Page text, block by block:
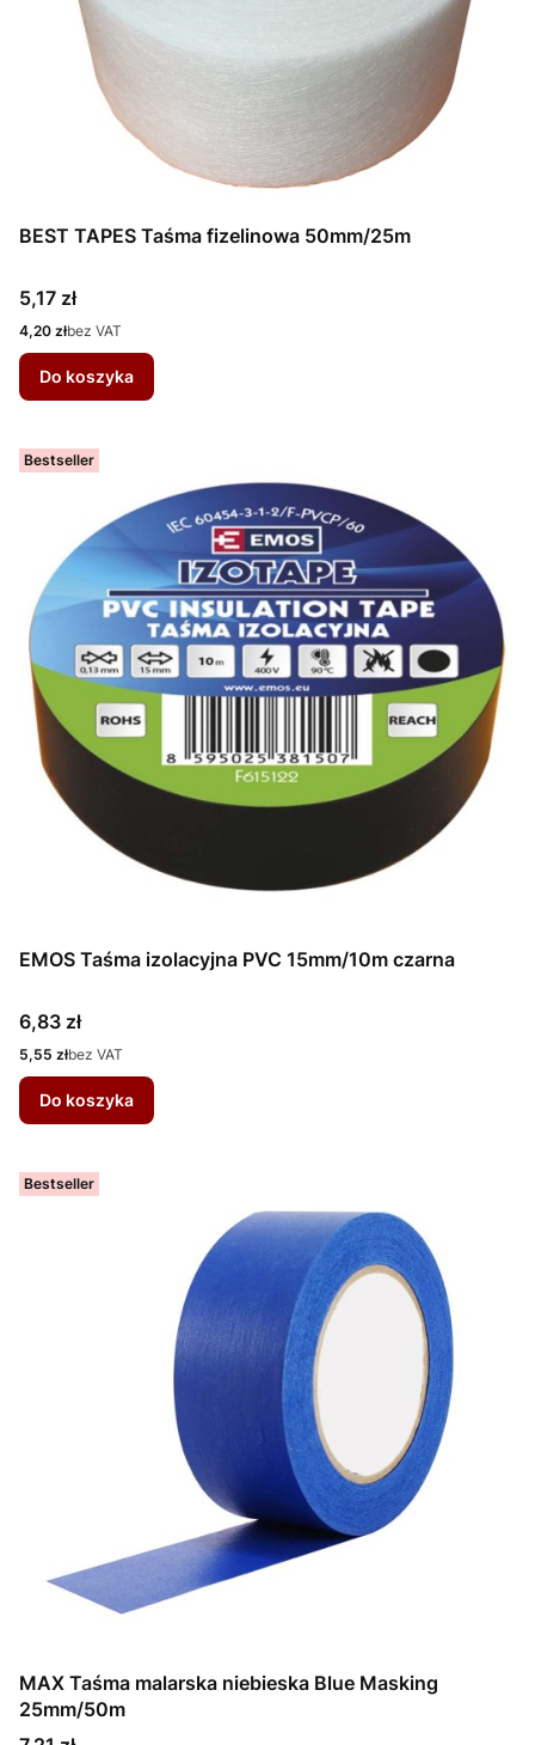
BEST TAPES Taśma fizelinowa 50mm/25m
Cena
5,17 zł
Cena
4,20 złbez VAT
Do koszyka
Bestseller
EMOS Taśma izolacyjna PVC 15mm/10m czarna
Cena
6,83 zł
Cena
5,55 złbez VAT
Do koszyka
Bestseller
MAX Taśma malarska niebieska Blue Masking
25mm/50m